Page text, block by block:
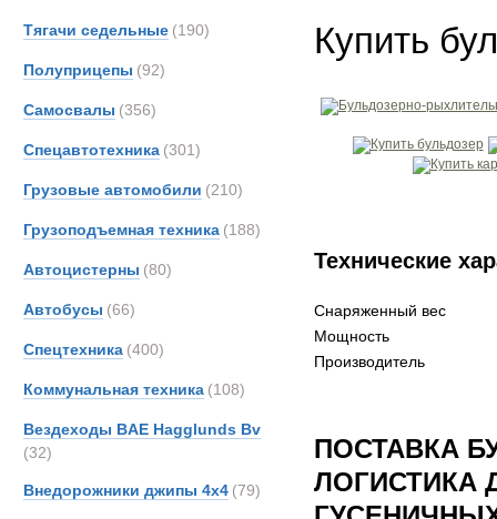
Тягачи седельные (190)
Полуприцепы (92)
Самосвалы (356)
Спецавтотехника (301)
Грузовые автомобили (210)
Грузоподъемная техника (188)
Автоцистерны (80)
Автобусы (66)
Спецтехника (400)
Коммунальная техника (108)
Вездеходы BAE Hagglunds Bv
(32)
Внедорожники джипы 4х4 (79)
Купить
Технические
Снаряженный вес
Мощность
Производитель
ПОСТАВКА
ЛОГИСТИКА